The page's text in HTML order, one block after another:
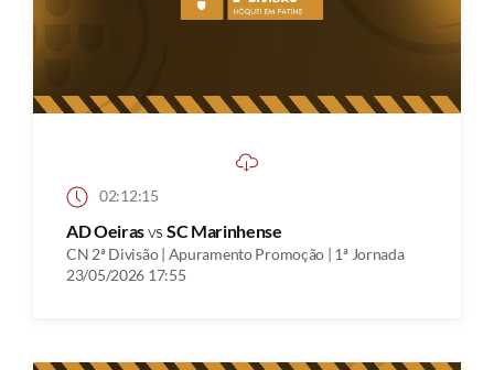
02:12:15
AD Oeirasvs SC Marinhense
CN 2ª Divisão | Apuramento Promoção | 1ª Jornada
23/05/2026 17:55